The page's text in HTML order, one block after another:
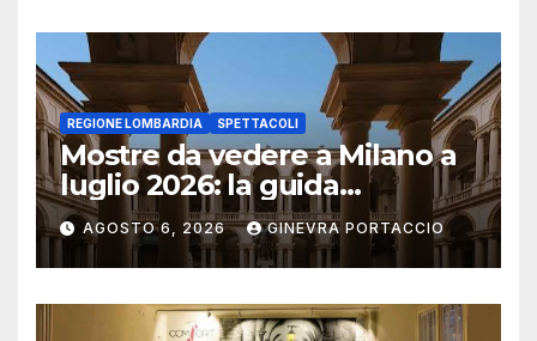
REGIONE LOMBARDIA SPETTACOLI
Mostre da vedere a Milano a
luglio 2026: la guida
aggiornata
AGOSTO 6, 2026 GINEVRA PORTACCIO